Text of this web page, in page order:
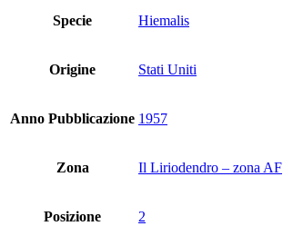
Specie Hiemalis
Origine Stati Uniti
Anno Pubblicazione 1957
Zona Il Liriodendro – zona AF
Posizione 2